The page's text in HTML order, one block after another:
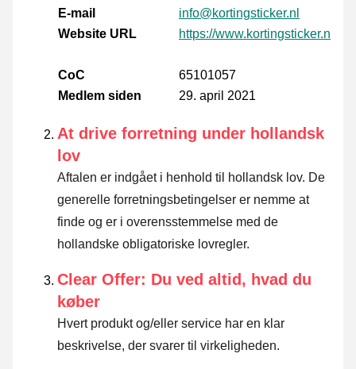
E-mail
info@kortingsticker.nl
Website URL
https://www.kortingsticker.nl/
CoC
65101057
Medlem siden
29. april 2021
At drive forretning under hollandsk
lov
Aftalen er indgået i henhold til hollandsk lov. De
generelle forretningsbetingelser er nemme at
finde og er i overensstemmelse med de
hollandske obligatoriske lovregler.
Clear Offer: Du ved altid, hvad du
køber
Hvert produkt og/eller service har en klar
beskrivelse, der svarer til virkeligheden.